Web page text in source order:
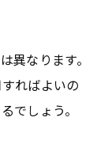
異なります。
ればよいの
でしょう。